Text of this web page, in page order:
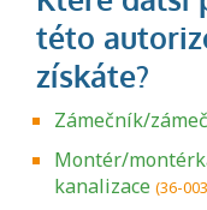
Zámečník/
Montér/
kanalizace (36-